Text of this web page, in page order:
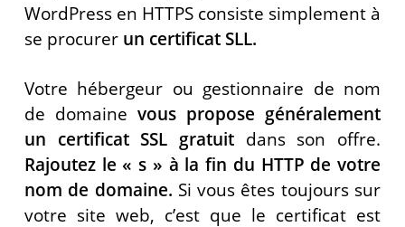
WordPress en HTTPS consiste simplement à
se procurerun certificat SLL.
Votre hébergeur ou gestionnaire de nom
de domaine vous propose généralement
un certificat SSL gratuit dans son offre.
Rajoutez le « s » à la fin du HTTP de votre
nom de domaine. Si vous êtes toujours sur
votre site web, c’est que le certificat est